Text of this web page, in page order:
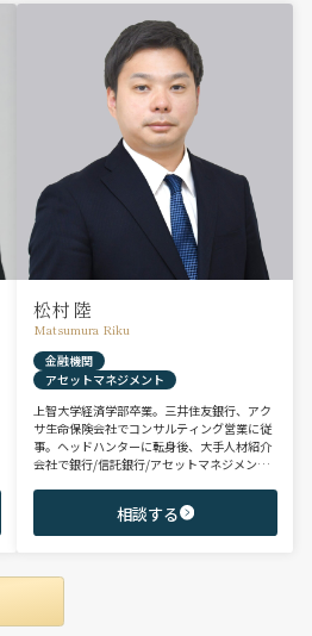
松村 陸
Matsumura Riku
金融機関
アセットマネジメント
上智大学経済学部卒業。三井住友銀行、アク
サ生命保険会社でコンサルティング営業に従
事。ヘッドハンターに転身後、大手人材紹介
会社で銀行/信託銀行/アセットマネジメント
豊富な転職支援実績。日系/外資系、経験者/
未経験者を問わず幅広いポジションでご支援
相談する